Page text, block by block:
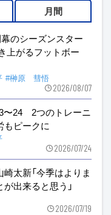
月間
幕のシーズンスター
上がるフットボー
#榊原 彗悟
2026/08/07
〜24 2つのトレーニ
もピークに
2026/07/24
崎太新「今季はよりま
出来ると思う」
2026/07/19